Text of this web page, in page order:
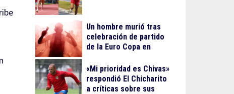
Un hombre murió tras
celebración de partido
de la Euro Copa en
«Mi prioridad es Chivas»
respondió El Chicharito
a críticas sobre sus